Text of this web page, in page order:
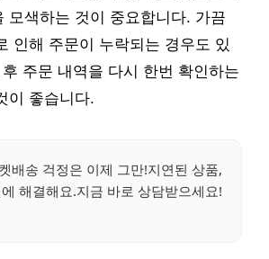
모색하는 것이 중요합니다. 가끔
인해 주문이 누락되는 경우도 있
주문 내역을 다시 한번 확인하는
이 좋습니다.
배송 걱정은 이제 그만!지연된 상품,
해결해요.지금 바로 상담받으세요!